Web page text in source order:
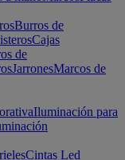
Burros de
Cajas
de
JarronesMarcos de
Iluminación para
Cintas Led